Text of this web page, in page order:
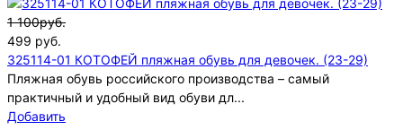
1 100руб.
499 руб.
325114-01 КОТОФЕЙ пляжная обувь для девочек. (23-29)
Пляжная обувь российского производства – самый
практичный и удобный вид обуви дл...
Добавить